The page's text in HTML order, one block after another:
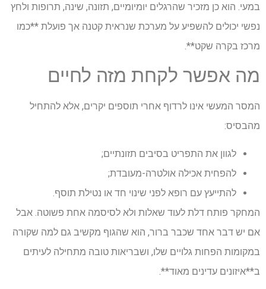
במעי. הוא כן מזכיר שהרגלים יומיומיים, תזונה, שינה, תרופות ולחץ
נפשי יכולים להשפיע על מערכת שנראית קטנה אך פועלת **כמו
מרכז בקרה שקט**.
מה אפשר לקחת מזה לחיים
המסר המעשי אינו לרדוף אחרי תוספים יקרים, אלא להתחיל
מהבסיס:
לגוון את התפריט בסיבים תזונתיים;
להפחית אכילה אולטרה-מעובדת;
להתייעץ עם רופא לפני שינוי חד או נטילת תוסף.
המחקר פותח דלת לעוד שאלות ולא לסיסמה אחת פשוטה. אבל
אם יש דבר אחד שכבר ברור, הוא שהגוף מקשיב גם למה שקורה
במקומות הפחות גלויים שלו, ושבריאות טובה מתחילה לעיתים
ב**איזונים עדינים מאוד**.